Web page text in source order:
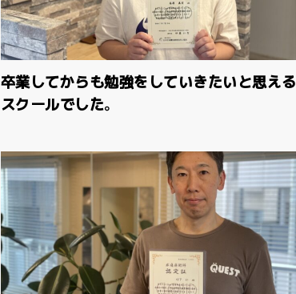
卒業してからも勉強をしていきたいと思える
スクールでした。